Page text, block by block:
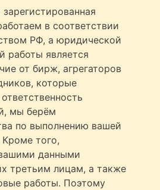
в соответствии
РФ, а юридической
работы является
от бирж, агрегаторов
которые
мы берём
по выполнению вашей
того,
данными
третьим лицам, а также
работы. Поэтому